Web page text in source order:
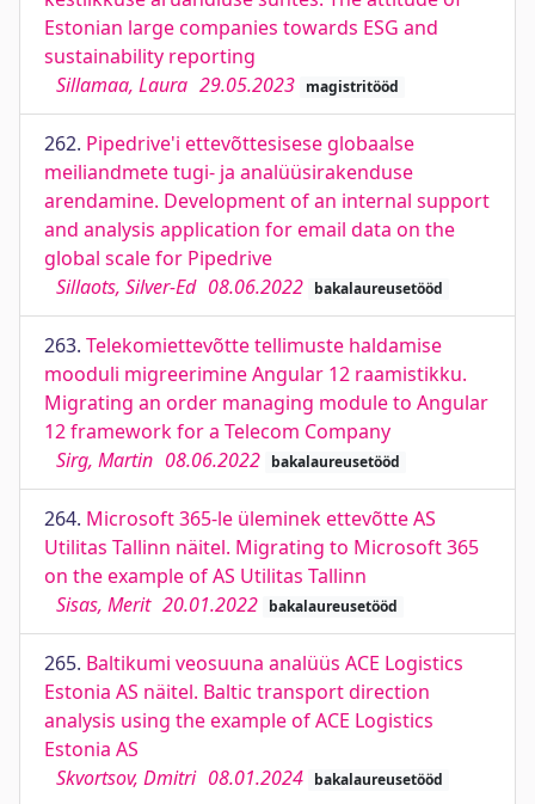
Estonian large companies towards ESG and
sustainability reporting
Sillamaa, Laura 29.05.2023 magistritööd
262. Pipedrive'i ettevõttesisese globaalse
meiliandmete tugi- ja analüüsirakenduse
arendamine. Development of an internal support
and analysis application for email data on the
global scale for Pipedrive
Sillaots, Silver-Ed 08.06.2022 bakalaureusetööd
263. Telekomiettevõtte tellimuste haldamise
mooduli migreerimine Angular 12 raamistikku.
Migrating an order managing module to Angular
12 framework for a Telecom Company
Sirg, Martin 08.06.2022 bakalaureusetööd
264. Microsoft 365-le üleminek ettevõtte AS
Utilitas Tallinn näitel. Migrating to Microsoft 365
on the example of AS Utilitas Tallinn
Sisas, Merit 20.01.2022 bakalaureusetööd
265. Baltikumi veosuuna analüüs ACE Logistics
Estonia AS näitel. Baltic transport direction
analysis using the example of ACE Logistics
Estonia AS
Skvortsov, Dmitri 08.01.2024 bakalaureusetööd